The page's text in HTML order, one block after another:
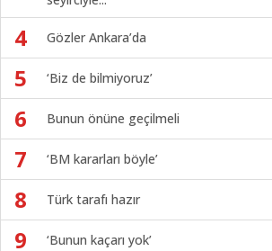
4 Gözler Ankara’da
5 ‘Biz de bilmiyoruz’
6 Bunun önüne geçilmeli
7 ‘BM kararları böyle’
8 Türk tarafı hazır
9 ‘Bunun kaçarı yok’